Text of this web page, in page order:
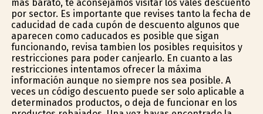
más barato, te aconsejamos visitar los vales descuento
por sector. Es importante que revises tanto la fecha de
caducidad de cada cupón de descuento algunos que
aparecen como caducados es posible que sigan
funcionando, revisa tambien los posibles requisitos y
restricciones para poder canjearlo. En cuanto a las
restricciones intentamos ofrecer la máxima
información aunque no siempre nos sea posible. A
veces un código descuento puede ser solo aplicable a
determinados productos, o deja de funcionar en los